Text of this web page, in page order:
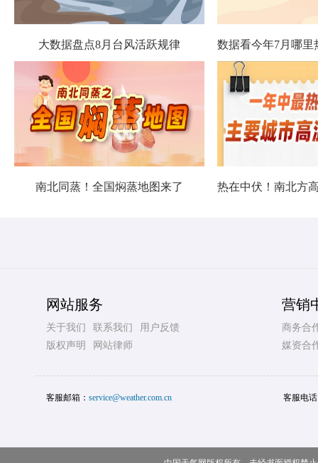
大数据盘点8月台风活跃规律
南北同蒸！全国焖蒸地图来了
网站服务
关于我们 联系我们
用户反馈
版权声明
网站律师
营销
商务合
媒资合
客服邮箱： service@weather.com.cn 客服电